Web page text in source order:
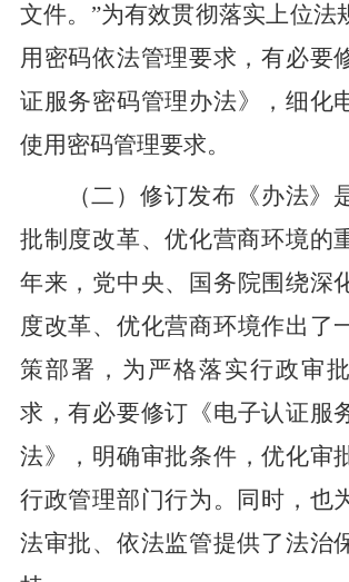
文件。”为有效贯彻落实上位法
用密码依法管理要求，有必要
证服务密码管理办法》，细化
使用密码管理要求。
（二）修订发布《办法》
批制度改革、优化营商环境的
年来 ， 党中央、国务院围绕深
度改革、优化营商环境作出了
策部署，为严格落实行政审
求 ，有必要修订 《电子认证服
法》，明确审批条件，优化审
行政管理部门行为。同时，也
法审批、依法监管提供了法治